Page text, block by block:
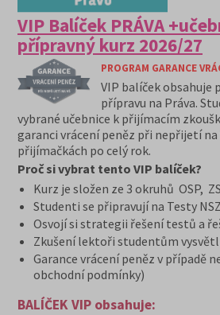
VIP Balíček PRÁVA
přípravný kurz 2026/27
PROGRAM GARANCE
VIP balíček obsahuje
přípravu na Práva.
vybrané učebnice k přijímacím
garanci vrácení peněz při nepřijetí
přijímačkách po celý rok.
Proč si vybrat tento VIP balíček?
Kurz je složen ze 3 okruhů OSP,
Studenti se připravují na Testy NSZ
Osvojí si strategii řešení testů a
Zkušení lektoři studentům
Garance vrácení peněz v případě
obchodní podmínky)
BALÍČEK VIP obsahuje: